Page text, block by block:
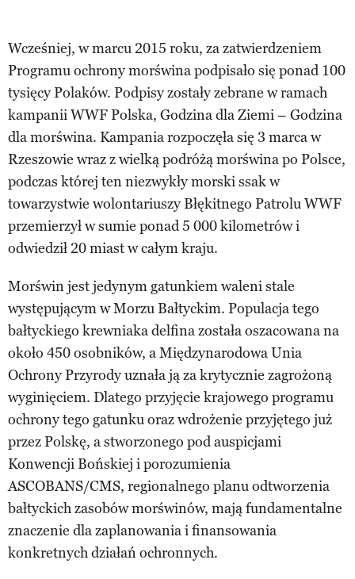
Wcześniej, w marcu 2015 roku, za zatwierdzeniem
Programu ochrony morświna podpisało się ponad 100
tysięcy Polaków. Podpisy zostały zebrane w ramach
kampanii WWF Polska, Godzina dla Ziemi – Godzina
dla morświna. Kampania rozpoczęła się 3 marca w
Rzeszowie wraz z wielką podróżą morświna po Polsce,
podczas której ten niezwykły morski ssak w
towarzystwie wolontariuszy Błękitnego Patrolu WWF
przemierzył w sumie ponad 5 000 kilometrów i
odwiedził 20 miast w całym kraju.
Morświn jest jedynym gatunkiem waleni stale
występującym w Morzu Bałtyckim. Populacja tego
bałtyckiego krewniaka delfina została oszacowana na
około 450 osobników, a Międzynarodowa Unia
Ochrony Przyrody uznała ją za krytycznie zagrożoną
wyginięciem. Dlatego przyjęcie krajowego programu
ochrony tego gatunku oraz wdrożenie przyjętego już
przez Polskę, a stworzonego pod auspicjami
Konwencji Bońskiej i porozumienia
ASCOBANS/CMS, regionalnego planu odtworzenia
bałtyckich zasobów morświnów, mają fundamentalne
znaczenie dla zaplanowania i finansowania
konkretnych działań ochronnych.